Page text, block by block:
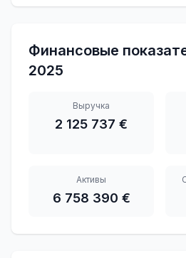
Финансовые
2025
Выручка
2 125 737 €
Активы
6 758 390 €